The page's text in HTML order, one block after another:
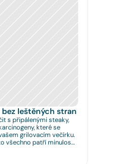
leštěných stran
s připálenými steaky,
které se
grilovacím večírku.
všechno patří minulosti.